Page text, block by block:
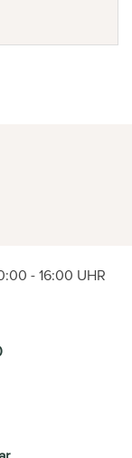
- 16:00 UHR